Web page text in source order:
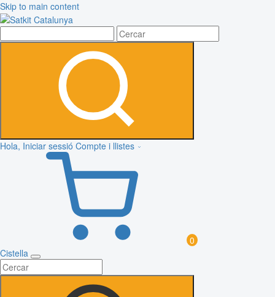
Skip to main content
Hola, Iniciar sessió Compte i llistes
0
Cistella